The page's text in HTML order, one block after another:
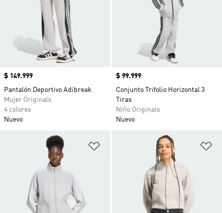
Precio
$ 149.999
Pantalón Deportivo Adibreak
Mujer Originals
4 colores
Nuevo
Precio
$ 99.999
Conjunto Trifolio Horizontal 3
Tiras
Niño Originals
Nuevo
Añadir a la lista de deseos